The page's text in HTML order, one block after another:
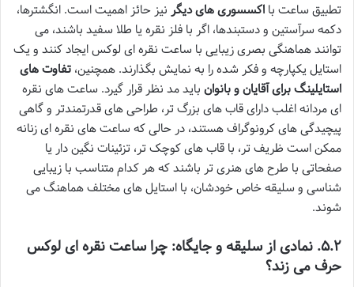
تطبیق ساعت با اکسسوری های دیگر نیز حائز اهمیت است. انگشترها،
دکمه سرآستین و دستبندها، اگر با فلز نقره یا طلا سفید باشند، می
توانند هماهنگی بصری زیبایی با ساعت نقره ای لوکس ایجاد کنند و یک
استایل یکپارچه و فکر شده را به نمایش بگذارند. همچنین، تفاوت های
استایلینگ برای آقایان و بانوان باید مد نظر قرار گیرد. ساعت های نقره
ای مردانه اغلب دارای قاب های بزرگ تر، طراحی های قدرتمندتر و گاهی
پیچیدگی های کرونوگراف هستند، در حالی که ساعت های نقره ای زنانه
ممکن است ظریف تر، با قاب های کوچک تر، تزئینات نگین دار یا
صفحاتی با طرح های هنری تر باشند که هر کدام متناسب با زیبایی
شناسی و سلیقه خاص خودشان، با استایل های مختلف هماهنگ می
شوند.
۵.۲. نمادی از سلیقه و جایگاه: چرا ساعت نقره ای لوکس
حرف می زند؟